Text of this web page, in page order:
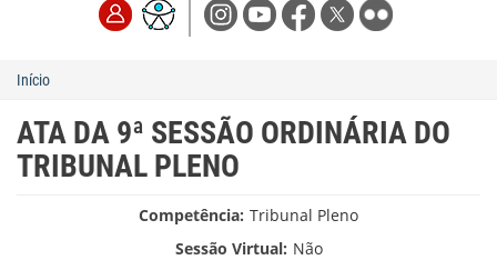
Início
ATA DA 9ª SESSÃO ORDINÁRIA DO
TRIBUNAL PLENO
Competência: Tribunal Pleno
Sessão Virtual: Não